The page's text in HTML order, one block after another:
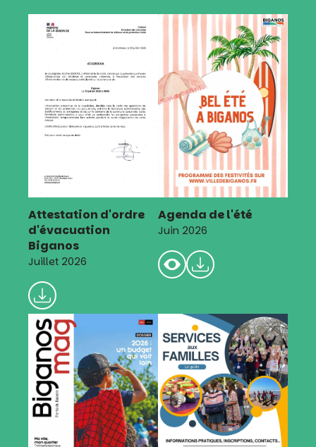
Attestation d'ordre
d'évacuation
Biganos
Juillet 2026
Agenda de l'été
Juin 2026